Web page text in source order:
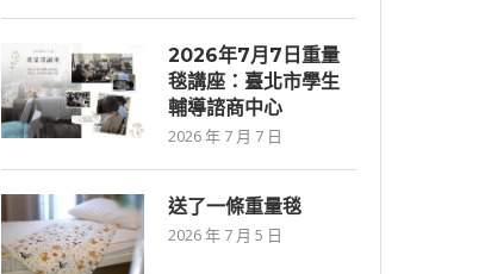
2026年7⽉7⽇重量
毯講座：臺北市學生
輔導諮商中心
2026 年 7 月 7 日
送了一條重量毯
2026 年 7 月 5 日